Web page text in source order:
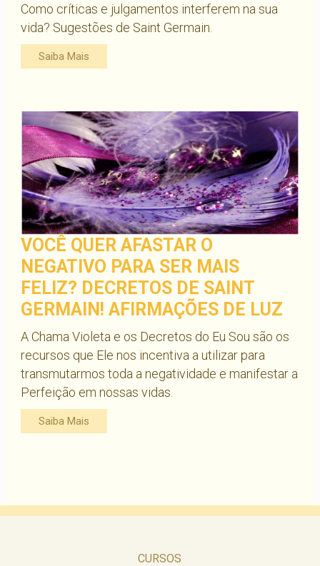
Como críticas e julgamentos interferem na sua
vida? Sugestões de Saint Germain.
Saiba Mais
VOCÊ QUER AFASTAR O
NEGATIVO PARA SER MAIS
FELIZ? DECRETOS DE SAINT
GERMAIN! AFIRMAÇÕES DE LUZ
A Chama Violeta e os Decretos do Eu Sou são os
recursos que Ele nos incentiva a utilizar para
transmutarmos toda a negatividade e manifestar a
Perfeição em nossas vidas.
Saiba Mais
CURSOS